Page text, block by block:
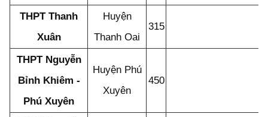
THPT Thanh
Xuân
Huyện
Thanh Oai
315
THPT Nguyễn
Bỉnh Khiêm -
Phú Xuyên
Huyện Phú
Xuyên
450